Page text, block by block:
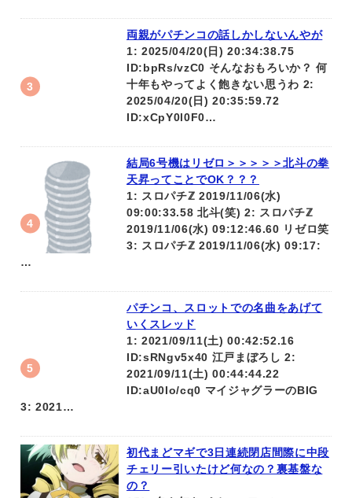
両親がパチンコの話しかしないんやが
1: 2025/04/20(日) 20:34:38.75
ID:bpRs/vzC0 そんなおもろいか？ 何
十年もやってよく飽きない思うわ 2:
2025/04/20(日) 20:35:59.72
ID:xCpY0l0F0…
結局6号機はリゼロ＞＞＞＞＞北斗の拳
天昇ってことでOK？？？
1: スロパチℤ 2019/11/06(水)
09:00:33.58 北斗(笑) 2: スロパチℤ
2019/11/06(水) 09:12:46.60 リゼロ笑
3: スロパチℤ 2019/11/06(水) 09:17:
…
パチンコ、スロットでの名曲をあげて
いくスレッド
1: 2021/09/11(土) 00:42:52.16
ID:sRNgv5x40 江戸まぼろし 2:
2021/09/11(土) 00:44:44.22
ID:aU0Io/cq0 マイジャグラーのBIG
3: 2021…
初代まどマギで3日連続閉店間際に中段
チェリー引いたけど何なの？裏基盤な
の？